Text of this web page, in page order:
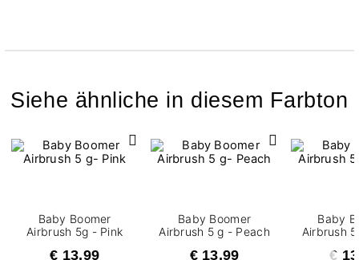
Siehe ähnliche in diesem Farbton
Baby Boomer
Airbrush 5g - Pink
€ 13,99
Baby Boomer
Airbrush 5 g - Peach
€ 13,99
Baby
Airbrush
€